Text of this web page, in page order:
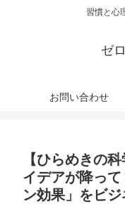
習慣と心
ゼ
お問い合わせ
【ひらめきの
イデアが降っ
ン効果」をビ